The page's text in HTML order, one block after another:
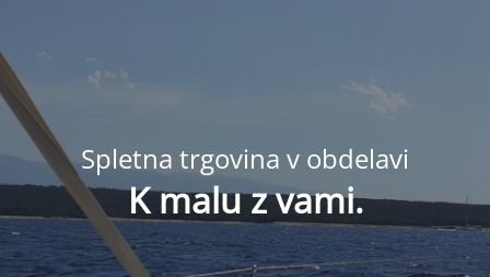
Spletna trgovina v obdelavi
K malu z vami.